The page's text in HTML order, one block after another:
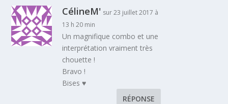
CélineM' sur 23 juillet 2017 à
13 h 20 min
Un magnifique combo et une
interprétation vraiment très
chouette !
Bravo !
Bises ♥
RÉPONSE